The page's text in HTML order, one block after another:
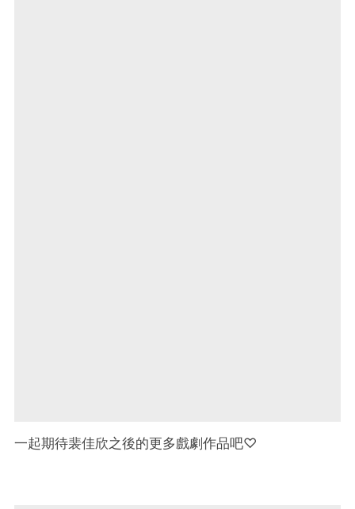
一起期待裴佳欣之後的更多戲劇作品吧♡